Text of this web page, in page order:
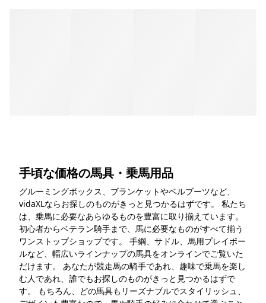
手頃な価格の馬具・乗馬用品
グルーミングボックス、ブランケットやベルブーツなど、
vidaXLならお探しのものがきっと見つかるはずです。 私たち
は、乗馬に必要なあらゆるものを豊富に取り揃えています。
初心者からベテラン騎手まで、馬に必要なものがすべて揃う
ワンストップショップです。 手綱、サドル、馬用プレイボー
ルなど、幅広いラインナップの馬具をオンラインでご覧いた
だけます。 あなたが競走馬の騎手であれ、趣味で乗馬を楽し
む人であれ、誰でもお探しのものがきっと見つかるはずで
す。 もちろん、どの馬具もリーズナブルでスタイリッシュ、